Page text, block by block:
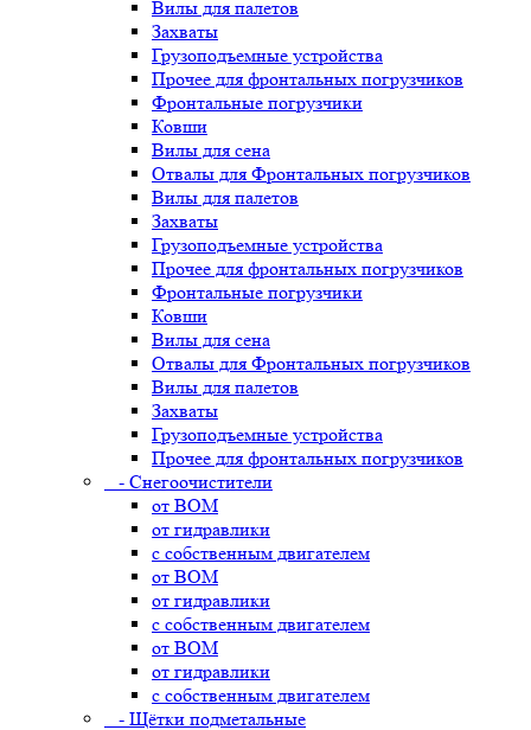
Вилы для палетов
Захваты
Грузоподъемные устройства
Прочее для фронтальных погрузчиков
Фронтальные погрузчики
Ковши
Вилы для сена
Отвалы для Фронтальных погрузчиков
Вилы для палетов
Захваты
Грузоподъемные устройства
Прочее для фронтальных погрузчиков
Фронтальные погрузчики
Ковши
Вилы для сена
Отвалы для Фронтальных погрузчиков
Вилы для палетов
Захваты
Грузоподъемные устройства
Прочее для фронтальных погрузчиков
- Снегоочистители
от ВОМ
от гидравлики
с собственным двигателем
от ВОМ
от гидравлики
с собственным двигателем
от ВОМ
от гидравлики
с собственным двигателем
- Щётки подметальные